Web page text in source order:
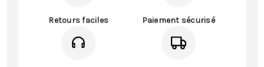
Retours faciles Paiement sécurisé